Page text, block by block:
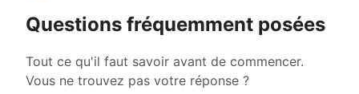
Questions fréquemment posées
Tout ce qu'il faut savoir avant de commencer.
Vous ne trouvez pas votre réponse ?